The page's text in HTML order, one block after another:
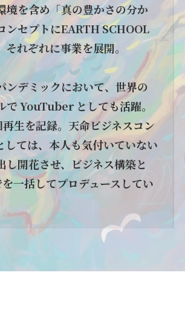
境を含め「真の豊かさの分か
ンセプトにEARTH SCHOOL
それぞれに事業を展開。
ンデミックにおいて、世界の
で YouTuber としても活躍。
生を記録。天命ビジネスコン
しては、本人も気付いていない
し開花させ、ビジネス構築と
一括してプロデュースしてい